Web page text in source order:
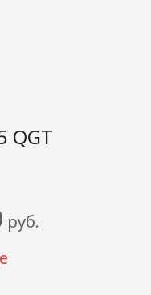
QGT
руб.